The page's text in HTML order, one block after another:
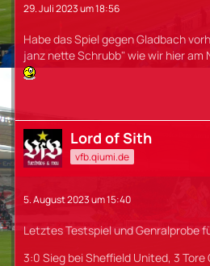
29. Juli 2023 um 18:56
Habe das Spiel gegen Gladbach
janz nette Schrubb" wie wir hier am
Lord of Sith
vfb.qiumi.de
5. August 2023 um 15:40
Letztes Testspiel und Genralprobe
3:0 Sieg bei Sheffield United, 3 Tore